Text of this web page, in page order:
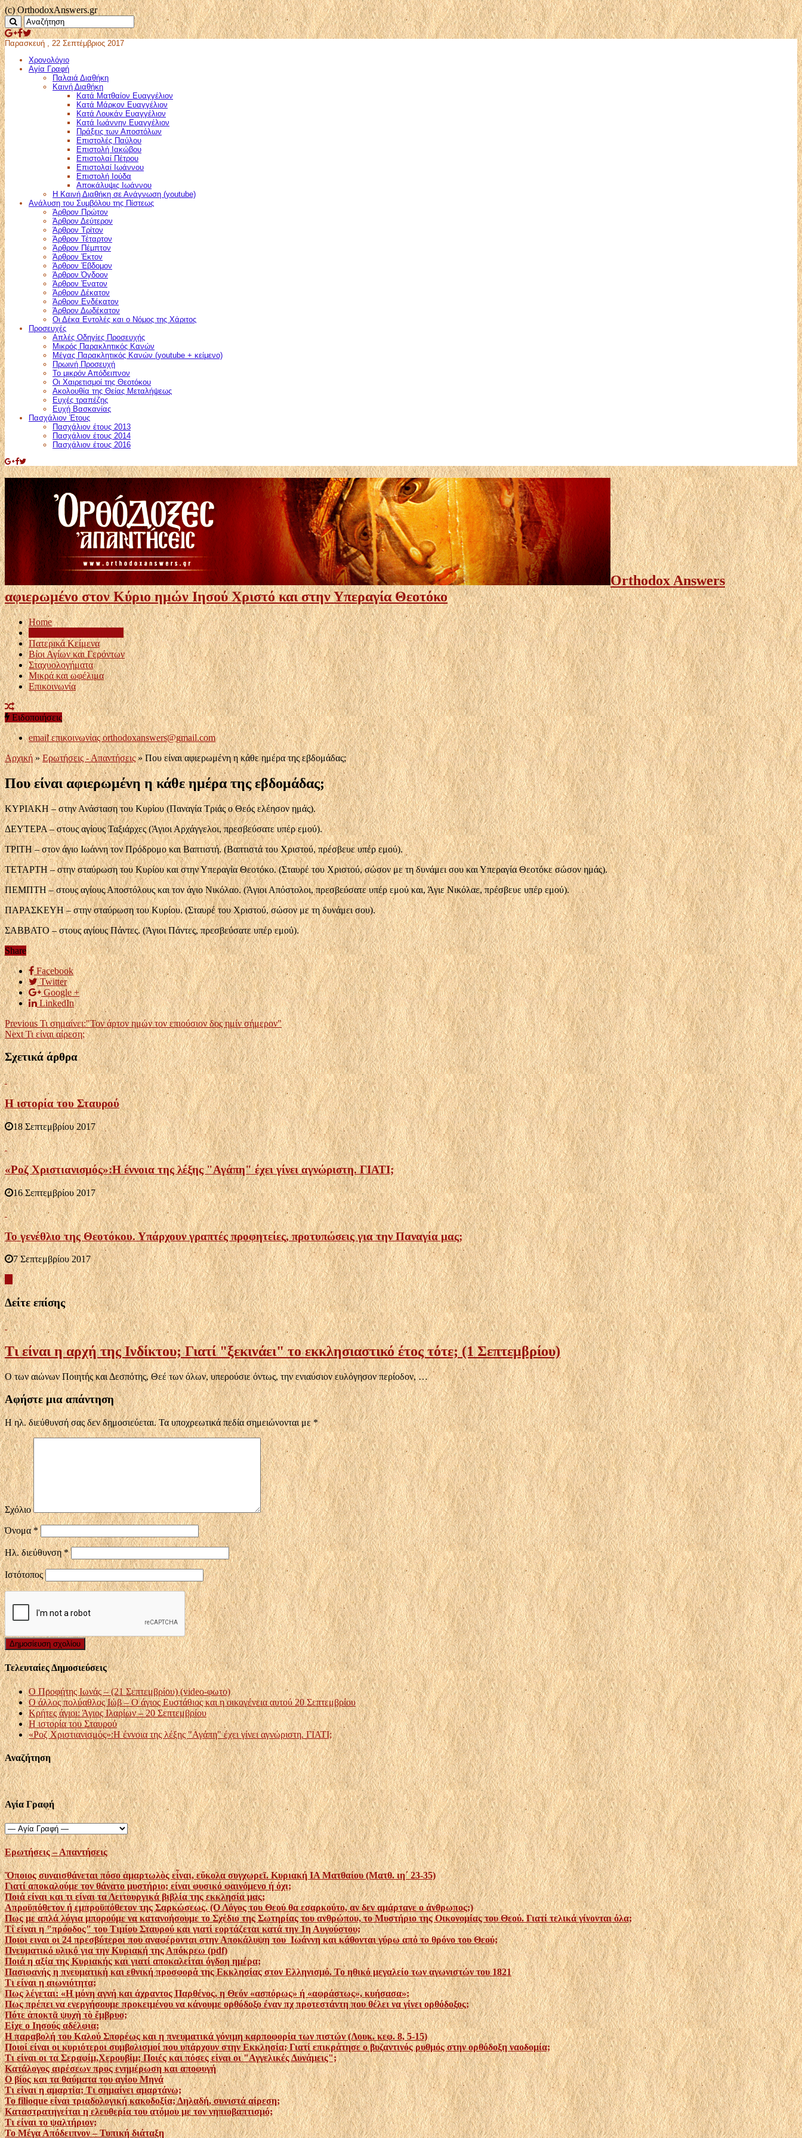
(c) OrthodoxAnswers.gr
Παρασκευή , 22 Σεπτέμβριος 2017
Χρονολόγιο
Αγία Γραφή
Παλαιά Διαθήκη
Καινή Διαθήκη
Κατά Ματθαίον Ευαγγέλιον
Κατά Μάρκον Ευαγγέλιον
Κατά Λουκάν Ευαγγέλιον
Κατά Ιωάννην Ευαγγέλιον
Πράξεις των Αποστόλων
Επιστολές Παύλου
Επιστολή Ιακώβου
Επιστολαί Πέτρου
Επιστολαί Ιωάννου
Επιστολή Ιούδα
Αποκάλυψις Ιωάννου
Η Καινή Διαθήκη σε Ανάγνωση (youtube)
Ανάλυση του Συμβόλου της Πίστεως
Άρθρον Πρώτον
Άρθρον Δεύτερον
Άρθρον Τρίτον
Άρθρον Τέταρτον
Άρθρον Πέμπτον
Άρθρον Έκτον
Άρθρον Έβδομον
Άρθρον Όγδοον
Άρθρον Ένατον
Άρθρον Δέκατον
Άρθρον Ενδέκατον
Άρθρον Δωδέκατον
Οι Δέκα Εντολές και ο Νόμος της Χάριτος
Προσευχές
Απλές Οδηγίες Προσευχής
Μικρός Παρακλητικός Κανών
Μέγας Παρακλητικός Κανών (youtube + κείμενο)
Πρωινή Προσευχή
Το μικρόν Απόδειπνον
Οι Χαιρετισμοί της Θεοτόκου
Ακολουθία της Θείας Μεταλήψεως
Ευχές τραπέζης
Ευχή Βασκανίας
Πασχάλιον Έτους
Πασχάλιον έτους 2013
Πασχάλιον έτους 2014
Πασχάλιον έτους 2016
Orthodox Answers
αφιερωμένο στον Κύριο ημών Ιησού Χριστό και στην Υπεραγία Θεοτόκο
Home
Πατερικά Κείμενα
Βίοι Αγίων και Γερόντων
Σταχυολογήματα
Μικρά και ωφέλιμα
Επικοινωνία
Ειδοποιήσεις
email επικοινωνίαςorthodoxanswers@gmail.com
Αρχική » Ερωτήσεις - Απαντήσεις » Που είναι αφιερωμένη η κάθε ημέρα της εβδομάδας;
Που είναι αφιερωμένη η κάθε ημέρα της εβδομάδας;
ΚΥΡΙΑΚΗ – στην Ανάσταση του Κυρίου (Παναγία Τριάς ο Θεός ελέησον ημάς).
ΔΕΥΤΕΡΑ – στους αγίους Ταξιάρχες (Άγιοι Αρχάγγελοι, πρεσβεύσατε υπέρ εμού).
ΤΡΙΤΗ – στον άγιο Ιωάννη τον Πρόδρομο και Βαπτιστή. (Βαπτιστά του Χριστού, πρέσβευε υπέρ εμού).
ΤΕΤΑΡΤΗ – στην σταύρωση του Κυρίου και στην Υπεραγία Θεοτόκο. (Σταυρέ του Χριστού, σώσον με τη δυνάμει σου και Υπεραγία Θεοτόκε σώσον ημάς).
ΠΕΜΠΤΗ – στους αγίους Αποστόλους και τον άγιο Νικόλαο. (Άγιοι Απόστολοι, πρεσβεύσατε υπέρ εμού και, Άγιε Νικόλαε, πρέσβευε υπέρ εμού).
ΠΑΡΑΣΚΕΥΗ – στην σταύρωση του Κυρίου. (Σταυρέ του Χριστού, σώσον με τη δυνάμει σου).
ΣΑΒΒΑΤΟ – στους αγίους Πάντες. (Άγιοι Πάντες, πρεσβεύσατε υπέρ εμού).
Share
Facebook
Twitter
Google +
LinkedIn
PreviousΤι σημαίνει:"Τον άρτον ημών τον επιούσιον δος ημίν σήμερον"
NextΤι είναι αίρεση;
Σχετικά άρθρα
Η ιστορία του Σταυρού
18 Σεπτεμβρίου 2017
«Ροζ Χριστιανισμός»:Η έννοια της λέξης "Αγάπη" έχει γίνει αγνώριστη. ΓΙΑΤΙ;
16 Σεπτεμβρίου 2017
Το γενέθλιο της Θεοτόκου. Υπάρχουν γραπτές προφητείες, προτυπώσεις για την Παναγία μας;
7 Σεπτεμβρίου 2017
Δείτε επίσης
Τι είναι η αρχή της Ινδίκτου; Γιατί "ξεκινάει" το εκκλησιαστικό έτος τότε; (1 Σεπτεμβρίου)
Ο των αιώνων Ποιητής και Δεσπότης, Θεέ των όλων, υπερούσιε όντως, την ενιαύσιον ευλόγησον περίοδον, …
Αφήστε μια απάντηση
Η ηλ. διεύθυνσή σας δεν δημοσιεύεται.Τα υποχρεωτικά πεδία σημειώνονται με*
Σχόλιο
Όνομα*
Ηλ. διεύθυνση*
Ιστότοπος
Τελευταίες Δημοσιεύσεις
Ο Προφήτης Ιωνάς – (21 Σεπτεμβρίου) (video-φωτο)
Ο άλλος πολύαθλος Ιώβ – Ο άγιος Ευστάθιος και η οικογένεια αυτού 20 Σεπτεμβρίου
Κρήτες άγιοι: Άγιος Ιλαρίων – 20 Σεπτεμβρίου
Η ιστορία του Σταυρού
«Ροζ Χριστιανισμός»:Η έννοια της λέξης "Αγάπη" έχει γίνει αγνώριστη. ΓΙΑΤΙ;
Αναζήτηση
Αγία Γραφή
Ερωτήσεις – Απαντήσεις
Ὅ­ποιος συναισθάνεται πόσο ἁμαρτω­λὸς εἶναι, εὔκολα συγχωρεῖ. Κυριακή ΙΑ Ματθαίου (Ματθ. ιη΄ 23-35)
Γιατί αποκαλούμε τον θάνατο μυστήριο; είναι φυσικό φαινόμενο ή όχι;
Ποιά είναι και τι είναι τα Λειτουργικά βιβλία της εκκλησία μας;
Απροϋπόθετον ή εμπροϋπόθετον της Σαρκώσεως. (Ο Λόγος του Θεού θα εσαρκούτο, αν δεν αμάρτανε ο άνθρωπος;)
Πως με απλά λόγια μπορούμε να κατανοήσουμε το Σχέδιο της Σωτηρίας του ανθρώπου, το Μυστήριο της Οικονομίας του Θεού. Γιατί τελικά γίνονται όλα;
Τί είναι η "πρόοδος" του Τιμίου Σταυρού και γιατί εορτάζεται κατά την 1η Αυγούστου;
Ποιοι ειναι οι 24 πρεσβύτεροι που αναφέρονται στην Αποκάλυψη του Ιωάννη και κάθονται γύρω από το θρόνο του Θεού;
Πνευματικό υλικό για την Κυριακή της Απόκρεω (pdf)
Ποιά η αξία της Κυριακής και γιατί αποκαλείται όγδοη ημέρα;
Πασιφανής η πνευματική και εθνική προσφορά της Εκκλησίας στον Ελληνισμό. Το ηθικό μεγαλείο των αγωνιστών του 1821
Τι είναι η αιωνιότητα;
Πως λέγεται: «Η μόνη αγνή και άχραντος Παρθένος, η Θεόν «ασπόρως» ή «αφράστως», κυήσασα»;
Πως πρέπει να ενεργήσουμε προκειμένου να κάνουμε ορθόδοξο έναν πχ προτεστάντη που θέλει να γίνει ορθόδοξος;
Πότε ἀποκτᾶ ψυχὴ τὸ ἔμβρυο;
Είχε ο Ιησούς αδέλφια;
Η παραβολή του Καλού Σπορέως και η πνευματικά γόνιμη καρποφορία των πιστών (Λουκ. κεφ. 8, 5-15)
Ποιοί είναι οι κυριότεροι συμβολισμοί που υπάρχουν στην Εκκλησία; Γιατί επικράτησε ο βυζαντινός ρυθμός στην ορθόδοξη ναοδομία;
Τι είναι οι τα Σεραφίμ,Χερουβίμ; Ποιές και πόσες είναι οι "Αγγελικές Δυνάμεις";
Κατάλογος αιρέσεων προς ενημέρωση και αποφυγή
Ο βίος και τα θαύματα του αγίου Μηνά
Τι είναι η αμαρτία; Τι σημαίνει αμαρτάνω;
Το filioque είναι τριαδολογική κακοδοξία; Δηλαδή, συνιστά αίρεση;
Καταστρατηγείται η ελευθερία του ατόμου με τον νηπιοβαπτισμό;
Τι είναι το ψαλτήριον;
Το Μέγα Απόδειπνον – Τυπική διάταξη